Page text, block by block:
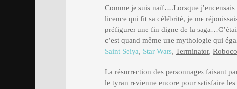
Comme je suis naïf….Lorsque
licence qui fit sa célébrité, je me
préfigurer une fin digne de la
c’est quand même une mythologie qui
Saint Seiya, Star Wars, Terminator,
La résurrection des personnages faisant
le tyran revienne encore pour satisfaire